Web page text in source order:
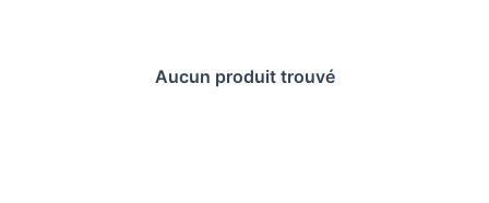
Aucun produit trouvé